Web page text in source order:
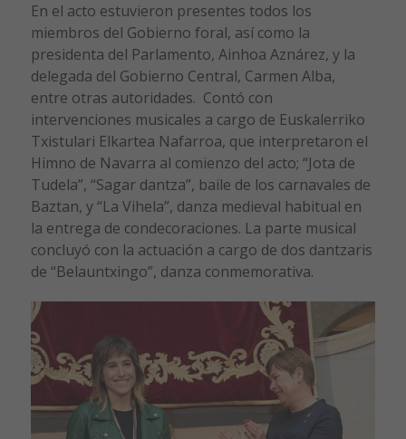
En el acto estuvieron presentes todos los
miembros del Gobierno foral, así como la
presidenta del Parlamento, Ainhoa Aznárez, y la
delegada del Gobierno Central, Carmen Alba,
entre otras autoridades. Contó con
intervenciones musicales a cargo de Euskalerriko
Txistulari Elkartea Nafarroa, que interpretaron el
Himno de Navarra al comienzo del acto; “Jota de
Tudela”, “Sagar dantza”, baile de los carnavales de
Baztan, y “La Vihela”, danza medieval habitual en
la entrega de condecoraciones. La parte musical
concluyó con la actuación a cargo de dos dantzaris
de “Belauntxingo”, danza conmemorativa.